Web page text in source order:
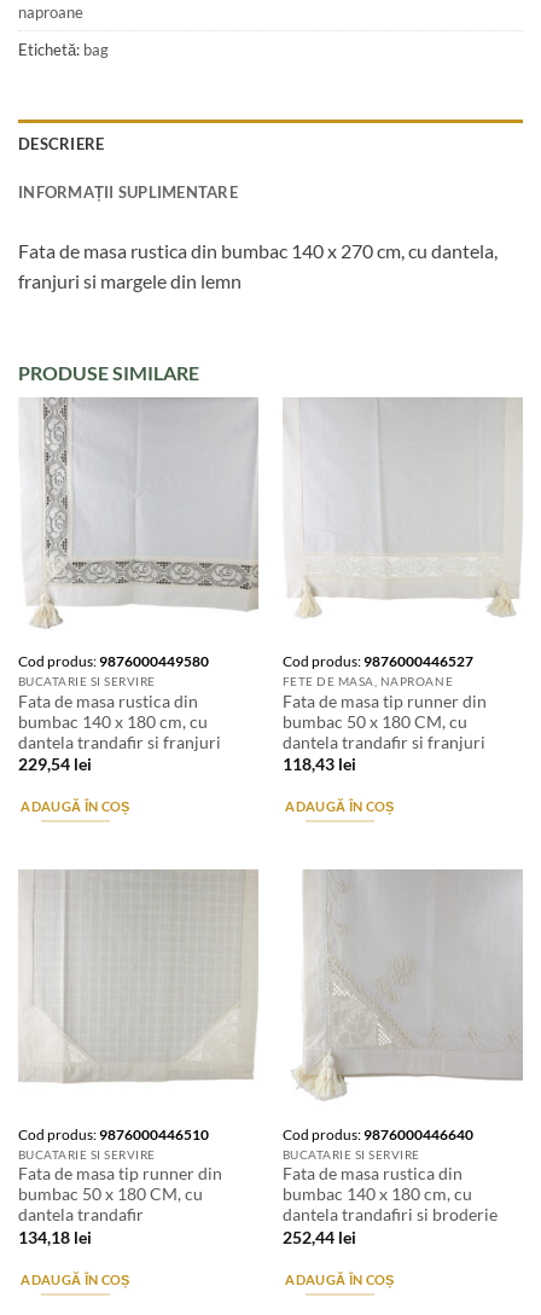
naproane
Etichetă: bag
DESCRIERE
INFORMAȚII SUPLIMENTARE
Fata de masa rustica din bumbac 140 x 270 cm, cu dantela,
franjuri si margele din lemn
PRODUSE SIMILARE
Cod produs:9876000449580
BUCATARIE SI SERVIRE
Fata de masa rustica din
bumbac 140 x 180 cm, cu
dantela trandafir si franjuri
229,54 lei
ADAUGĂ ÎN COȘ
Cod produs:9876000446527
FETE DE MASA, NAPROANE
Fata de masa tip runner din
bumbac 50 x 180 CM, cu
dantela trandafir si franjuri
118,43 lei
ADAUGĂ ÎN COȘ
Cod produs:9876000446510
BUCATARIE SI SERVIRE
Fata de masa tip runner din
bumbac 50 x 180 CM, cu
dantela trandafir
134,18 lei
ADAUGĂ ÎN COȘ
Cod produs:9876000446640
BUCATARIE SI SERVIRE
Fata de masa rustica din
bumbac 140 x 180 cm, cu
dantela trandafiri si broderie
252,44 lei
ADAUGĂ ÎN COȘ